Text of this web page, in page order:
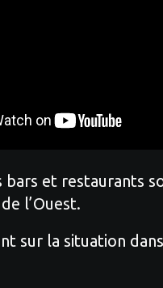
bars et restaurants
l’Ouest.
sur la situation